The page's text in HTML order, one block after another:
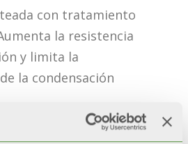
con tratamiento
la resistencia
y limita la
la condensación
expansión electrónica
del líquido